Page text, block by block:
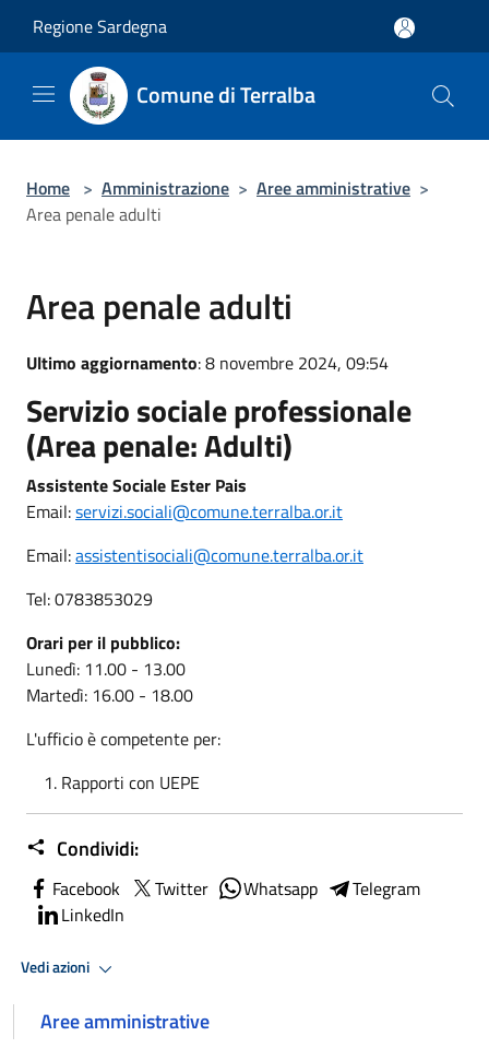
Regione Sardegna
Comune di Terralba
Home > Amministrazione > Aree amministrative >
Area penale adulti
Area penale adulti
Ultimo aggiornamento: 8 novembre 2024, 09:54
Servizio sociale professionale
(Area penale:Adulti)
Assistente Sociale Ester Pais
Email:servizi.sociali@comune.terralba.or.it
Email:assistentisociali@comune.terralba.or.it
Tel: 0783853029
Orari per il pubblico:
Lunedì: 11.00 - 13.00
Martedì: 16.00 - 18.00
L'ufficio è competente per:
Rapporti con UEPE
Condividi:
Facebook Twitter Whatsapp
Telegram
LinkedIn
Vedi azioni
Aree amministrative